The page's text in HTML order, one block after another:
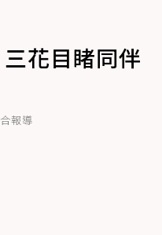
花目睹同伴
報導